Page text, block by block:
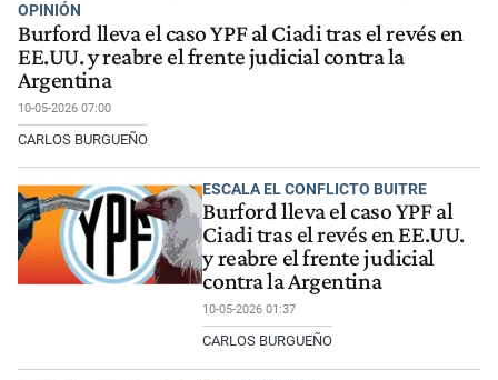
OPINIÓN
Burford lleva el caso YPF al Ciadi tras el revés en
EE.UU. y reabre el frente judicial contra la
Argentina
10-05-2026 07:00
CARLOS BURGUEÑO
ESCALA EL CONFLICTO BUITRE
Burford lleva el caso YPF al
Ciadi tras el revés en EE.UU.
y reabre el frente judicial
contra la Argentina
10-05-2026 01:37
CARLOS BURGUEÑO